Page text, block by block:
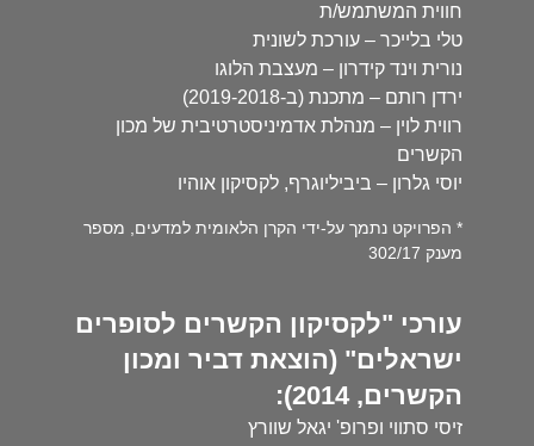
חווית המשתמש/ת
טלי בלייכר – עורכת לשונית
נורית וינד קידרון – מעצבת הלוגו
ירדן רותם – מתכנת (ב-2019-2018)
רווית לוין – מנהלת אדמיניסטרטיבית של מכון
הקשרים
יוסי גלרון – ביביליוגרף, לקסיקון אוהיו
* הפרויקט נתמך על-ידי הקרן הלאומית למדעים, מספר
מענק 302/17
עורכי "לקסיקון הקשרים לסופרים
ישראלים" (הוצאת דביר ומכון
הקשרים, 2014):
זיסי סתווי ופרופ' יגאל שוורץ